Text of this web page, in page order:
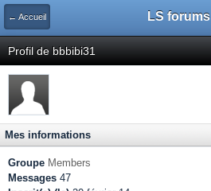
← Accueil LS forums
Profil de bbbibi31
Mes informations
Groupe Members
Messages 47